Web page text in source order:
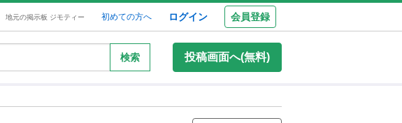
地元の掲示板 ジモティー 初めての方へ ログイン 会員登録
検索 投稿画面へ(無料)